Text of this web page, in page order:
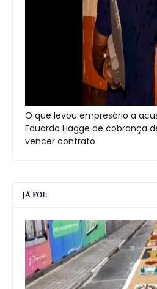
O que levou empresário a
Eduardo Hagge de cobrança
vencer contrato
JÁ FOI: